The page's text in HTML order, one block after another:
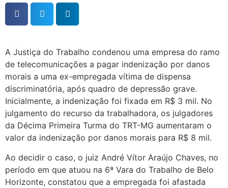
A Justiça do Trabalho condenou uma empresa do ramo
de telecomunicações a pagar indenização por danos
morais a uma ex-empregada vítima de dispensa
discriminatória, após quadro de depressão grave.
Inicialmente, a indenização foi fixada em R$ 3 mil. No
julgamento do recurso da trabalhadora, os julgadores
da Décima Primeira Turma do TRT-MG aumentaram o
valor da indenização por danos morais para R$ 8 mil.
Ao decidir o caso, o juiz André Vítor Araújo Chaves, no
período em que atuou na 6ª Vara do Trabalho de Belo
Horizonte, constatou que a empregada foi afastada